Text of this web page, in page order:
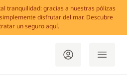
tranquilidad: gracias a nuestras pólizas
disfrutar del mar. Descubre
un seguro aquí.